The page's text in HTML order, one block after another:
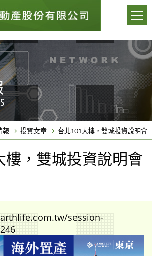
報 投資文章 台北101大樓，雙城投資說明會
樓，雙城投資說明會
session-